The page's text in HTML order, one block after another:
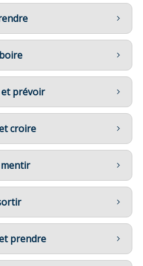
prévoir
croire
prendre